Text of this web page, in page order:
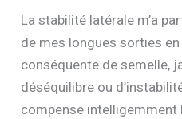
La stabilité latérale m’a
de mes longues sorties
conséquente de semelle,
déséquilibre ou
compense intelligemment